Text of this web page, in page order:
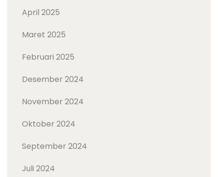
April 2025
Maret 2025
Februari 2025
Desember 2024
November 2024
Oktober 2024
September 2024
Juli 2024